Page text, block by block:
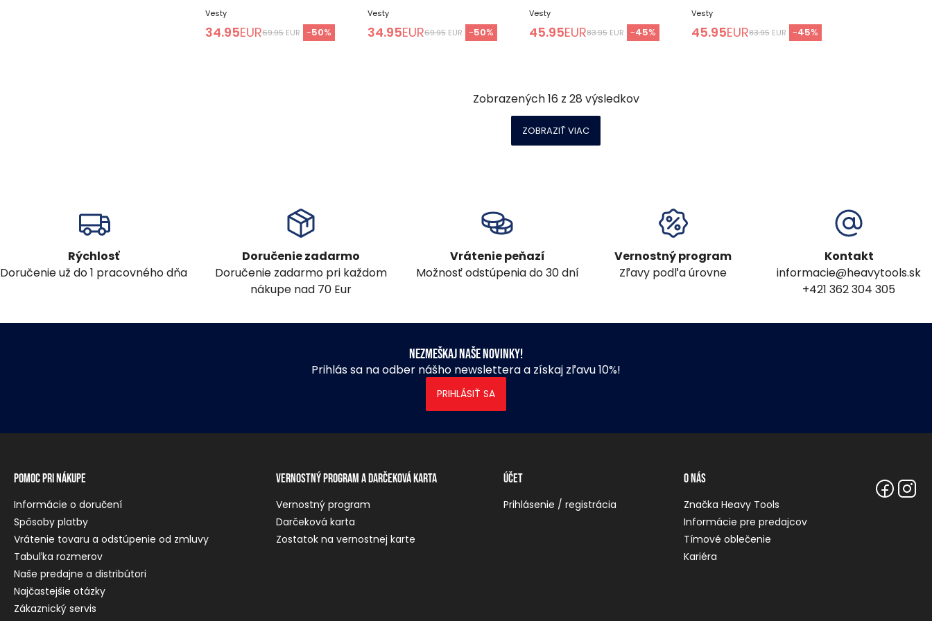
Vesty
34.95EUR69.95 EUR -50%
Vesty
34.95EUR69.95EUR -50%
Vesty
45.95EUR83.95 EUR -45%
Vesty
45.95EUR83.95EUR -45%
Zobrazených16 z 28 výsledkov
ZOBRAZIŤ VIAC
Rýchlosť
Doručenie už do 1 pracovného dňa
Doručenie zadarmo
Doručenie zadarmo pri každom
nákupe nad 70 Eur
Vrátenie peňazí
Možnosť odstúpenia do 30 dní
Vernostný program
Zľavy podľa úrovne
Kontakt
informacie@heavytools.sk
+421 362 304 305
Nezmeškaj naše novinky!
Prihlás sa na odber nášho newslettera a získaj zľavu 10%!
PRIHLÁSIŤ SA
Pomoc pri nákupe
Informácie o doručení
Spôsoby platby
Vrátenie tovaru a odstúpenie od zmluvy
Tabuľka rozmerov
Naše predajne a distribútori
Najčastejšie otázky
Zákaznický servis
Vernostný program a darčeková karta
Vernostný program
Darčeková karta
Zostatok na vernostnej karte
Účet
Prihlásenie / registrácia
O nás
Značka Heavy Tools
Informácie pre predajcov
Tímové oblečenie
Kariéra